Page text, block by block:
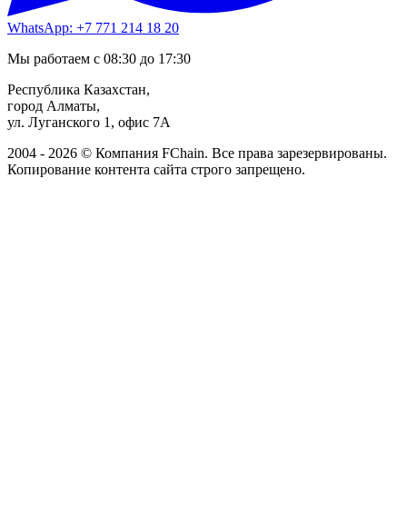
WhatsApp: +7 771 214 18 20
Мы работаем с 08:30 до 17:30
Республика Казахстан,
город Алматы,
ул. Луганского 1, офис 7А
2004 - 2026 © Компания FChain. Все права зарезервированы.
Копирование контента сайта строго запрещено.